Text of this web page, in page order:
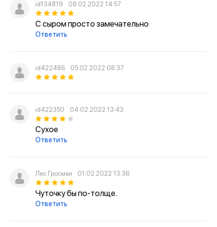
id134819 08.02.2022 14:57
С сыром просто замечательно
Ответить
id422486 05.02.2022 08:37
id422350 04.02.2022 13:43
Сухое
Ответить
Лес Гросман 01.02.2022 13:36
Чуточку бы по-толще.
Ответить